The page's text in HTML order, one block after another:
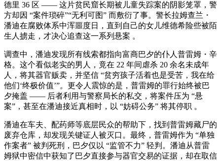
德里 36 区 —— 这片贫民窟长期被儿童失踪案的阴影笼罩，警
方却因 “案件琐碎”“无利可图” 而敷衍了事。警长拉姆查兰・
潘迪在腐败体系中浑噩度日，直到自己的女儿维德希险些被陌
生人掳走，才决心追查这一系列悬案 。
调查中，潘迪发现所有线索都指向富商巴夕的仆人普雷姆・辛
格。这个看似老实的男人，竟在 22 年间虐杀 20 余名未成年
人，将其器官贩卖，并坚信 “贫穷孩子活着也是受苦，我在给
他们‘终极价值’”。更令人震惊的是，普雷姆的罪行始终被巴
夕掩盖 —— 后者利用与警察局长的私交，将案件压为 “悬
案”，甚至在潘迪接近真相时，以 “妨碍公务” 将其停职 。
潘迪在车夫、配药师等底层民众的帮助下，找到普雷姆藏尸的
废弃仓库，却发现关键证人被灭口。最终，普雷姆作为 “单独
作案者” 被判死刑，巴夕仅以 “监管不力” 轻判。潘迪从普雷
姆狱中密信中获知了巴夕直接参与器官交易的证据，却在取信